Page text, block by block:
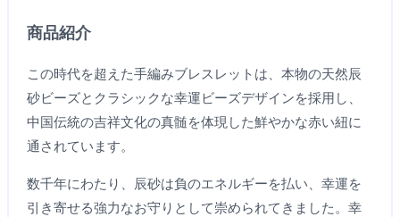
商品紹介
この時代を超えた手編みブレスレットは、本物の天然辰
砂ビーズとクラシックな幸運ビーズデザインを採用し、
中国伝統の吉祥文化の真髄を体現した鮮やかな赤い紐に
通されています。
数千年にわたり、辰砂は負のエネルギーを払い、幸運を
引き寄せる強力なお守りとして崇められてきました。幸